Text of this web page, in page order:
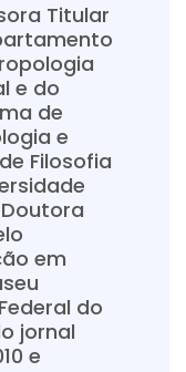
Titular
e do
de
e
Filosofia
em
do
jornal
e